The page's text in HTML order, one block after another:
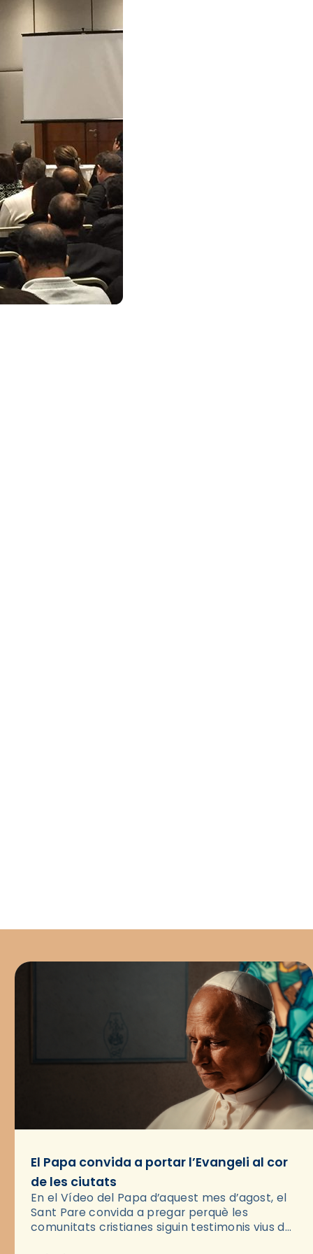
El Papa convida a portar l’Evangeli al cor
de les ciutats
En el Vídeo del Papa d’aquest mes d’agost, el
Sant Pare convida a pregar perquè les
comunitats cristianes siguin testimonis vius de